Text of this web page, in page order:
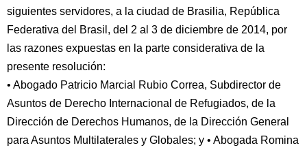
siguientes servidores, a la ciudad de Brasilia, República
Federativa del Brasil, del 2 al 3 de diciembre de 2014, por
las razones expuestas en la parte considerativa de la
presente resolución:
• Abogado Patricio Marcial Rubio Correa, Subdirector de
Asuntos de Derecho Internacional de Refugiados, de la
Dirección de Derechos Humanos, de la Dirección General
para Asuntos Multilaterales y Globales; y • Abogada Romina